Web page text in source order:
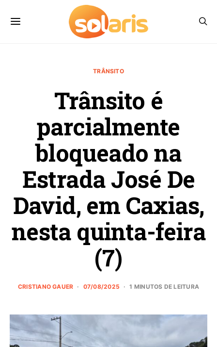
TRÂNSITO
Trânsito é
parcialmente
bloqueado na
Estrada José De
David, em Caxias,
nesta quinta-feira
(7)
CRISTIANO GAUER 07/08/2025 1 MINUTOS DE LEITURA